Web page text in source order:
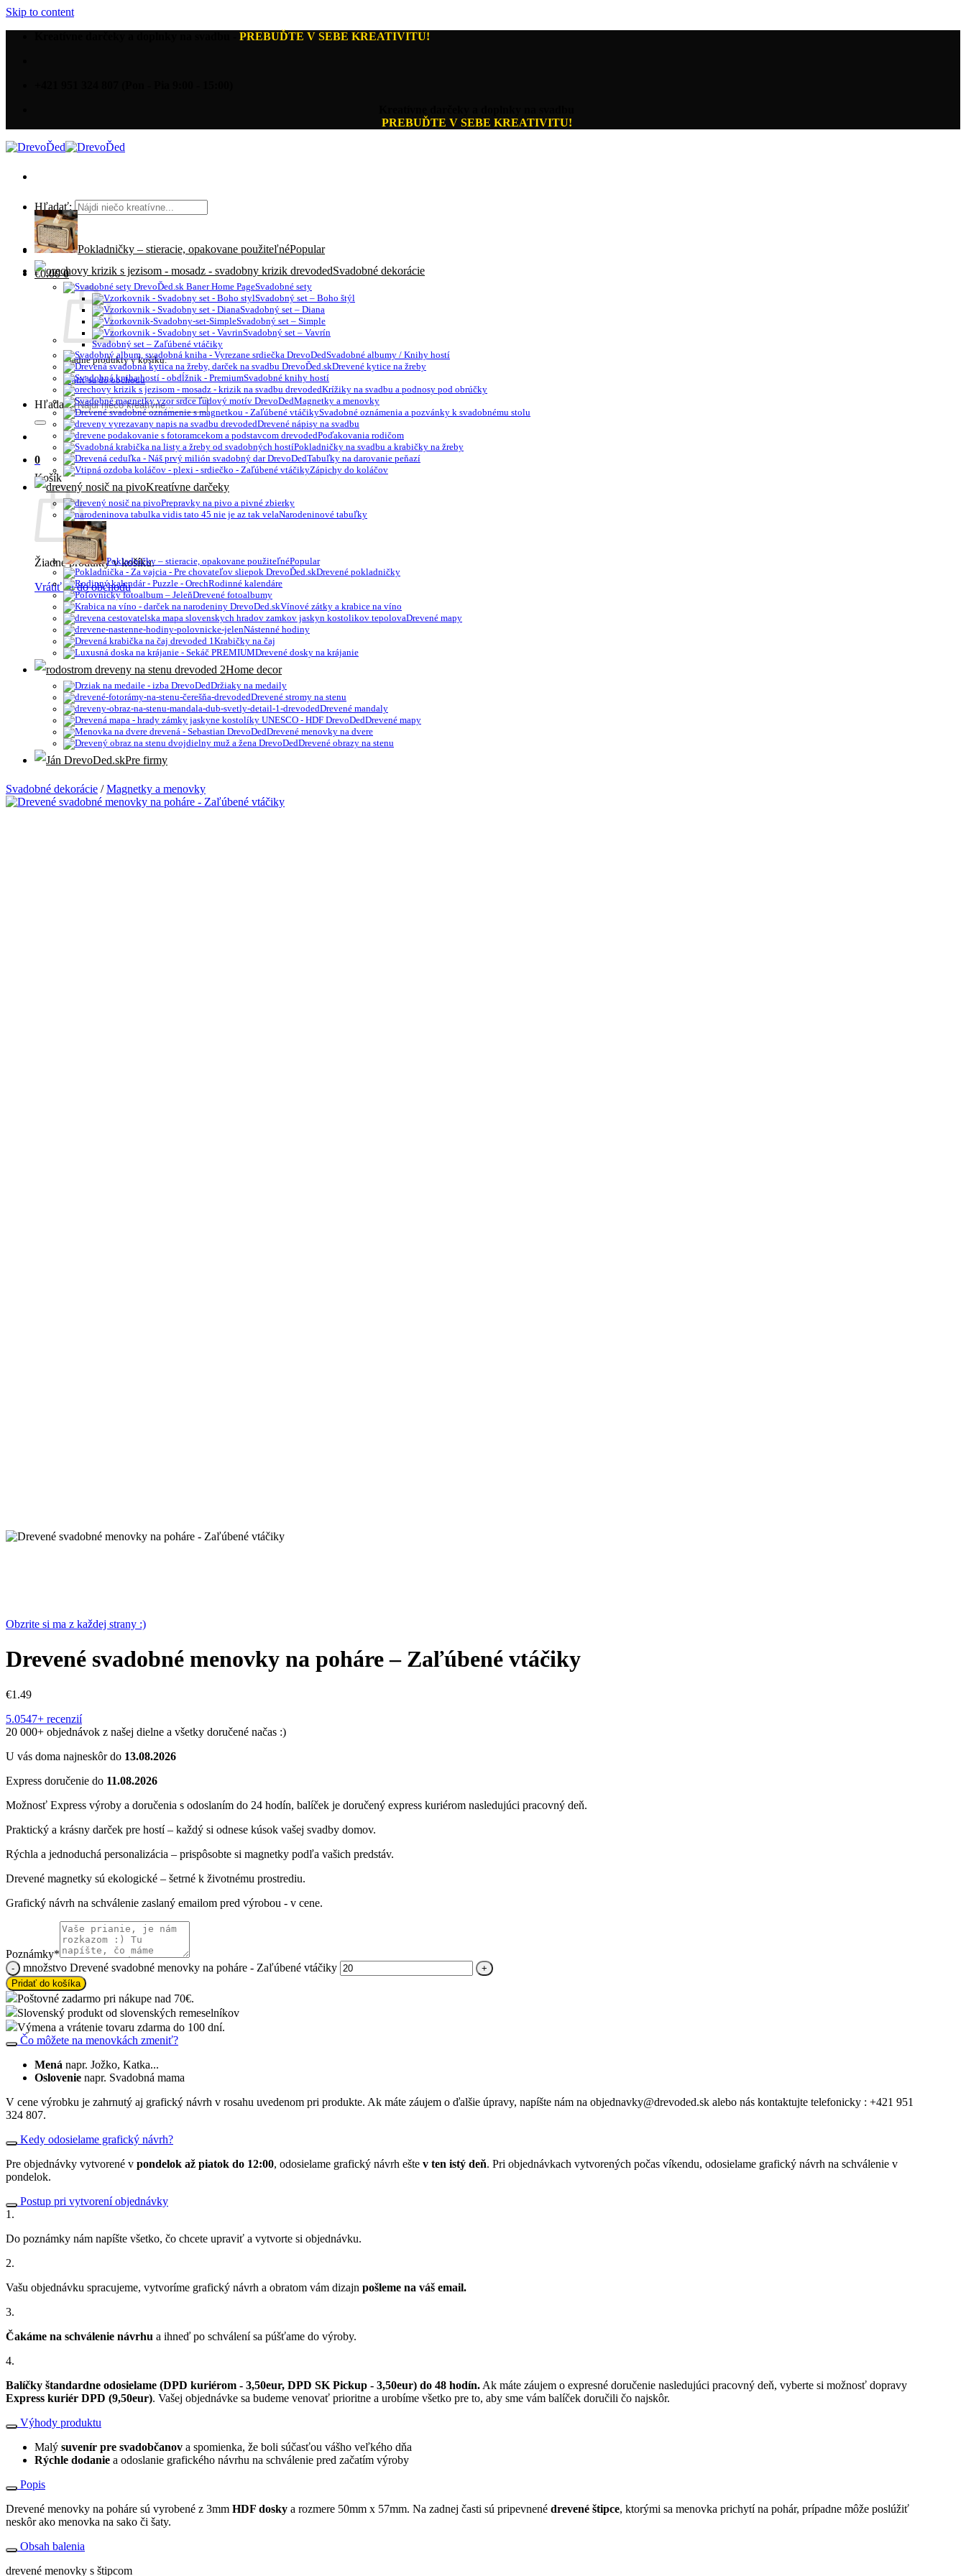
Skip to content
PREBUĎTE V SEBE KREATIVITU!
PREBUĎTE V SEBE KREATIVITU!
Hľadať:
€0.00 0
Žiadne produkty v košíku.
Vrátiť sa do obchodu
Hľadať:
0
Košík
Žiadne produkty v košíku.
Vrátiť sa do obchodu
Pokladničky – stieracie, opakovane použiteľné
Svadobné dekorácie
Svadobné sety
Svadobný set – Boho štýl
Svadobný set – Diana
Svadobný set – Simple
Svadobný set – Vavrín
Svadobný set – Zaľúbené vtáčiky
Svadobné albumy / Knihy hostí
Drevené kytice na žreby
Svadobné knihy hostí
Krížiky na svadbu a podnosy pod obrúčky
Magnetky a menovky
Svadobné oznámenia a pozvánky k svadobnému stolu
Drevené nápisy na svadbu
Poďakovania rodičom
Pokladničky na svadbu a krabičky na žreby
Tabuľky na darovanie peňazí
Zápichy do koláčov
Kreatívne darčeky
Prepravky na pivo a pivné zbierky
Narodeninové tabuľky
Pokladničky – stieracie, opakovane použiteľné
Drevené pokladničky
Rodinné kalendáre
Drevené fotoalbumy
Vínové zátky a krabice na víno
Drevené mapy
Nástenné hodiny
Krabičky na čaj
Drevené dosky na krájanie
Home decor
Držiaky na medaily
Drevené stromy na stenu
Drevené mandaly
Drevené mapy
Drevené menovky na dvere
Drevené obrazy na stenu
Pre firmy
Svadobné dekorácie / Magnetky a menovky
Obzrite si ma z každej strany :)
Drevené svadobné menovky na poháre – Zaľúbené vtáčiky
€1.49
5.0547+ recenzií
20 000+ objednávok z našej dielne a všetky doručené načas :)
U vás doma najneskôr do 13.08.2026
Express doručenie do 11.08.2026
Možnosť Express výroby a doručenia s odoslaním do 24 hodín, balíček je doručený express kuriérom nasledujúci pracovný deň.
Praktický a krásny darček pre hostí – každý si odnese kúsok vašej svadby domov.
Rýchla a jednoduchá personalizácia – prispôsobte si magnetky podľa vašich predstáv.
Drevené magnetky sú ekologické – šetrné k životnému prostrediu.
Grafický návrh na schválenie zaslaný emailom pred výrobou - v cene.
Poznámky*
množstvo Drevené svadobné menovky na poháre - Zaľúbené vtáčiky
Pridať do košíka
Poštovné zadarmo pri nákupe nad 70€.
Slovenský produkt od slovenských remeselníkov
Výmena a vrátenie tovaru zdarma do 100 dní.
Čo môžete na menovkách zmeniť?
Mená napr. Jožko, Katka...
Oslovenie napr. Svadobná mama
V cene výrobku je zahrnutý aj grafický návrh v rosahu uvedenom pri produkte. Ak máte záujem o ďalšie úpravy, napíšte nám na objednavky@drevoded.sk alebo nás kontaktujte telefonicky : +421 951
324 807.
Kedy odosielame grafický návrh?
Pre objednávky vytvorené v pondelok až piatok do 12:00, odosielame grafický návrh ešte v ten istý deň. Pri objednávkach vytvorených počas víkendu, odosielame grafický návrh na schválenie v
pondelok.
Postup pri vytvorení objednávky
1.
Do poznámky nám napíšte všetko, čo chcete upraviť a vytvorte si objednávku.
2.
Vašu objednávku spracujeme, vytvoríme grafický návrh a obratom vám dizajn pošleme na váš email.
3.
Čakáme na schválenie návrhu a ihneď po schválení sa púšťame do výroby.
4.
Balíčky štandardne odosielame (DPD kuriérom - 3,50eur, DPD SK Pickup - 3,50eur) do 48 hodín. Ak máte záujem o expresné doručenie nasledujúci pracovný deň, vyberte si možnosť dopravy
Express kuriér DPD (9,50eur). Vašej objednávke sa budeme venovať prioritne a urobíme všetko pre to, aby sme vám balíček doručili čo najskôr.
Výhody produktu
Malý suvenír pre svadobčanov a spomienka, že boli súčasťou vášho veľkého dňa
Rýchle dodanie a odoslanie grafického návrhu na schválenie pred začatím výroby
Popis
Drevené menovky na poháre sú vyrobené z 3mm HDF dosky a rozmere 50mm x 57mm. Na zadnej časti sú pripevnené drevené štipce, ktorými sa menovka prichytí na pohár, prípadne môže poslúžiť
neskôr ako menovka na sako či šaty.
Obsah balenia
drevené menovky s štipcom